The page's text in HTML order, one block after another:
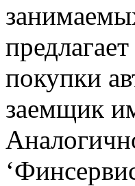
покупки
заемщик